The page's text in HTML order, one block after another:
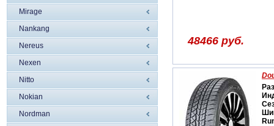
Mirage
Nankang
Nereus
Nexen
Nitto
Nokian
Nordman
48466 руб.